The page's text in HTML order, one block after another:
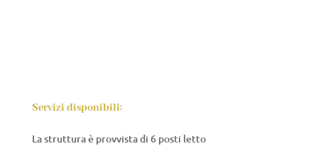
Servizi disponibili:
La struttura è provvista di 6 posti letto